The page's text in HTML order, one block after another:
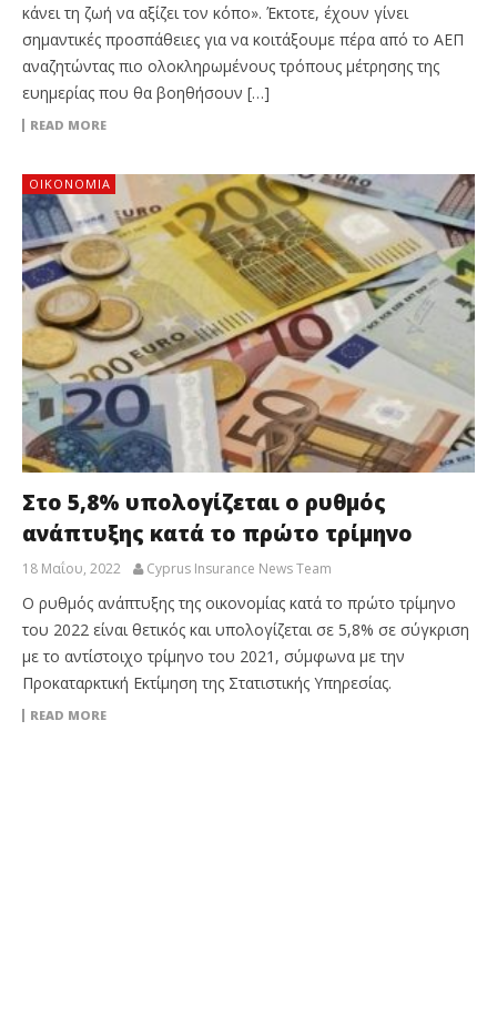
κάνει τη ζωή να αξίζει τον κόπο». Έκτοτε, έχουν γίνει
σημαντικές προσπάθειες για να κοιτάξουμε πέρα ​​από το ΑΕΠ
αναζητώντας πιο ολοκληρωμένους τρόπους μέτρησης της
ευημερίας που θα βοηθήσουν […]
READ MORE
ΟΙΚΟΝΟΜΙΑ
Στο 5,8% υπολογίζεται ο ρυθμός
ανάπτυξης κατά το πρώτο τρίμηνο
18 Μαΐου, 2022 Cyprus Insurance News Team
Ο ρυθμός ανάπτυξης της οικονομίας κατά το πρώτο τρίμηνο
του 2022 είναι θετικός και υπολογίζεται σε 5,8% σε σύγκριση
με το αντίστοιχο τρίμηνο του 2021, σύμφωνα με την
Προκαταρκτική Εκτίμηση της Στατιστικής Υπηρεσίας.
READ MORE